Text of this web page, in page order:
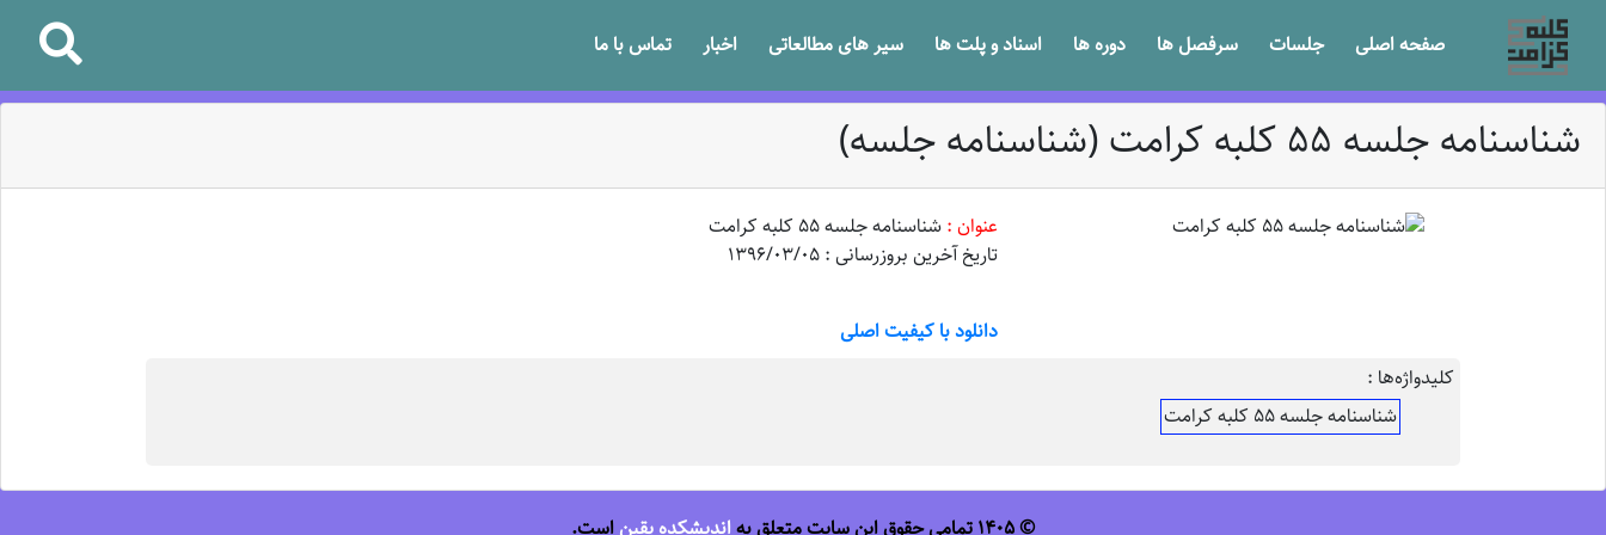
صفحه اصلی جلسات سرفصل ها دوره ها اسناد و پلت ها سیر های مطالعاتی اخبار تماس با ما
شناسنامه جلسه 55 کلبه کرامت (شناسنامه جلسه)
عنوان : شناسنامه جلسه 55 کلبه کرامت
تاریخ آخرین بروزرسانی : 1396/03/05
دانلود با کیفیت اصلی
کلیدواژه‌ها :
شناسنامه جلسه 55 کلبه کرامت
© 1405 تمامی حقوق این سایت متعلق به اندیشکده یقین است.